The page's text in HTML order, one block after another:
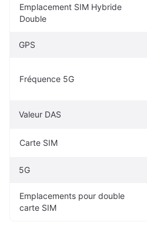
Emplacement SIM Hybride
Double
GPS
Fréquence 5G
Valeur DAS
Carte SIM
5G
Emplacements pour double
carte SIM